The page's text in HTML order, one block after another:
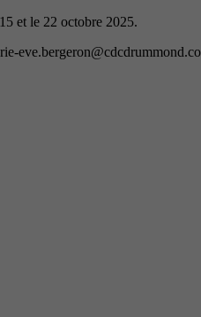
et le 22 octobre 2025.